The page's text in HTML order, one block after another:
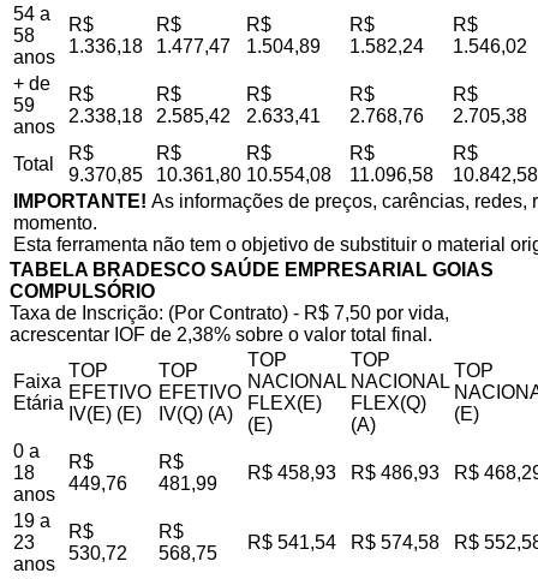
54 a
58
anos
R$
1.336,18
R$
1.477,47
R$
1.504,89
R$
1.582,24
R$
1.546,02
+ de
59
anos
R$
2.338,18
R$
2.585,42
R$
2.633,41
R$
2.768,76
R$
2.705,38
Total
R$
9.370,85
R$
10.361,80
R$
10.554,08
R$
11.096,58
R$
10.842,58
IMPORTANTE! As informações de preços, carências,
momento.
Esta ferramenta não tem o objetivo de substituir o material
TABELA BRADESCO SAÚDE EMPRESARIAL GOIAS
COMPULSÓRIO
Taxa de Inscrição: (Por Contrato) - R$ 7,50 por vida,
acrescentar IOF de 2,38% sobre o valor total final.
Faixa
Etária
TOP
EFETIVO
IV(E) (E)
TOP
EFETIVO
IV(Q) (A)
TOP
NACIONAL
FLEX(E)
(E)
TOP
NACIONAL
FLEX(Q)
(A)
TOP
(E)
0 a
18
anos
R$
449,76
R$
481,99
R$ 458,93 R$ 486,93 R$
19 a
23
anos
R$
530,72
R$
568,75
R$ 541,54 R$ 574,58 R$